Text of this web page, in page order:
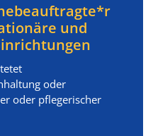
und
oder
oder pflegerischer